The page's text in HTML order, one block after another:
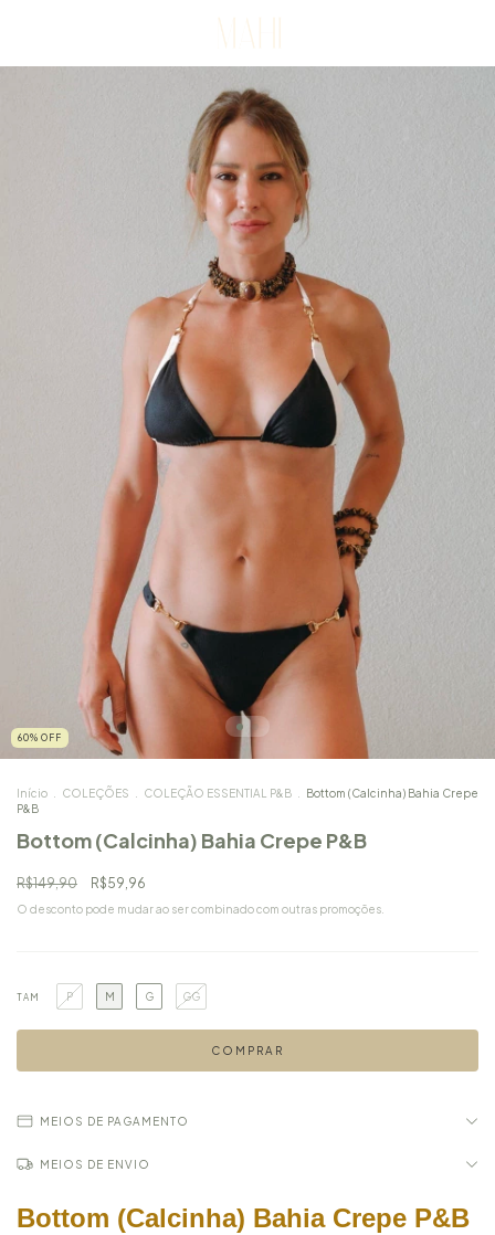
60% OFF
Início . COLEÇÕES . COLEÇÃO ESSENTIAL P&B .
Bottom (Calcinha) Bahia Crepe
P&B
Bottom (Calcinha) Bahia Crepe P&B
R$149,90 R$59,96
O desconto pode mudar ao ser combinado com outras promoções.
TAM P M G GG
MEIOS DE PAGAMENTO
MEIOS DE ENVIO
Bottom (Calcinha) Bahia Crepe P&B